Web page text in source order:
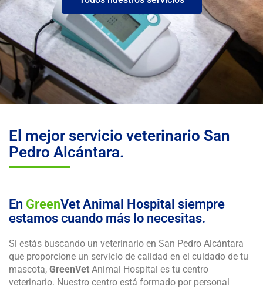
El mejor servicio veterinario San
Pedro Alcántara.
En GreenVet Animal Hospital siempre
estamos cuando más lo necesitas.
Si estás buscando un veterinario en San Pedro Alcántara
que proporcione un servicio de calidad en el cuidado de tu
mascota, GreenVet Animal Hospital es tu centro
veterinario. Nuestro centro está formado por personal